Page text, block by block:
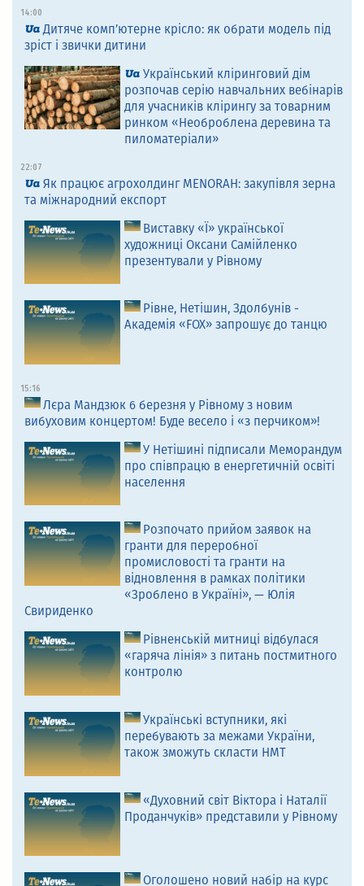
14:00
Дитяче комп’ютерне крісло: як обрати модель під
зріст і звички дитини
Український кліринговий дім
розпочав серію навчальних вебінарів
для учасників клірингу за товарним
ринком «Необроблена деревина та
пиломатеріали»
22:07
Як працює агрохолдинг MENORAH: закупівля зерна
та міжнародний експорт
Виставку «Ї» української
художниці Оксани Самійленко
презентували у Рівному
Рівне, Нетішин, Здолбунів -
Академія «FOX» запрошує до танцю
15:16
Лєра Мандзюк 6 березня у Рівному з новим
вибуховим концертом! Буде весело і «з перчиком»!
У Нетішині підписали Меморандум
про співпрацю в енергетичній освіті
населення
Розпочато прийом заявок на
гранти для переробної
промисловості та гранти на
відновлення в рамках політики
«Зроблено в Україні», — Юлія
Свириденко
Рівненській митниці відбулася
«гаряча лінія» з питань постмитного
контролю
Українські вступники, які
перебувають за межами України,
також зможуть скласти НМТ
«Духовний світ Віктора і Наталії
Проданчуків» представили у Рівному
Оголошено новий набір на курс